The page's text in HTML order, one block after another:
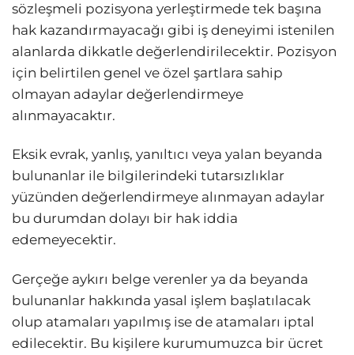
sözleşmeli pozisyona yerleştirmede tek başına
hak kazandırmayacağı gibi iş deneyimi istenilen
alanlarda dikkatle değerlendirilecektir. Pozisyon
için belirtilen genel ve özel şartlara sahip
olmayan adaylar değerlendirmeye
alınmayacaktır.
Eksik evrak, yanlış, yanıltıcı veya yalan beyanda
bulunanlar ile bilgilerindeki tutarsızlıklar
yüzünden değerlendirmeye alınmayan adaylar
bu durumdan dolayı bir hak iddia
edemeyecektir.
Gerçeğe aykırı belge verenler ya da beyanda
bulunanlar hakkında yasal işlem başlatılacak
olup atamaları yapılmış ise de atamaları iptal
edilecektir. Bu kişilere kurumumuzca bir ücret